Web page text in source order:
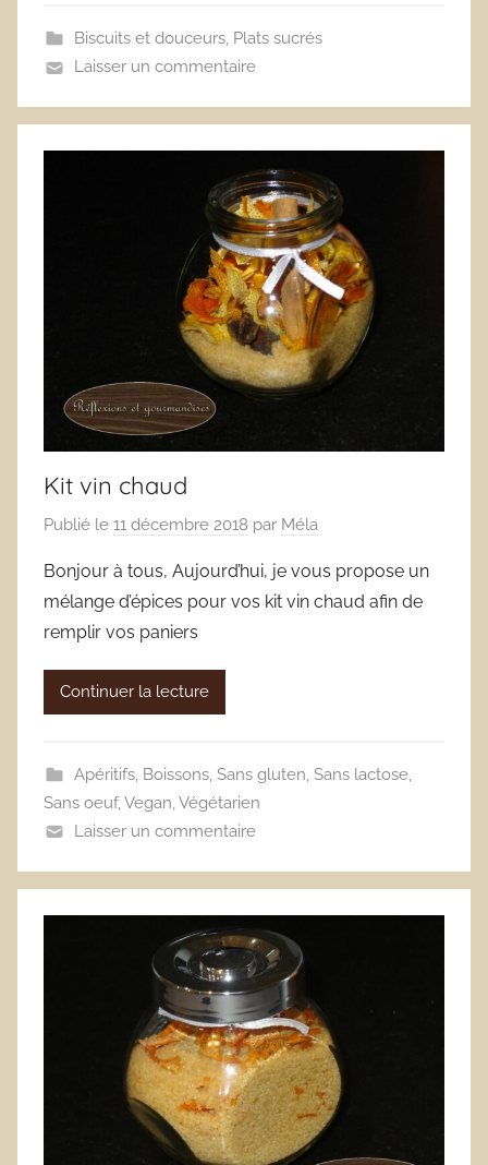
Biscuits et douceurs, Plats sucrés
Laisser un commentaire
Kit vin chaud
Publié le 11 décembre 2018 par Méla
Bonjour à tous, Aujourd’hui, je vous propose un
mélange d’épices pour vos kit vin chaud afin de
remplir vos paniers
Continuer la lecture
Apéritifs, Boissons, Sans gluten Sans lactose,
Sans oeuf, Vegan Végétarien
Laisser un commentaire